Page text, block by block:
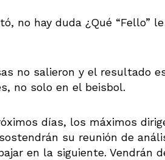
no hay duda ¿Qué “Fello”
no salieron y el resultado
no solo en el beisbol.
días, los máximos
su reunión de
en la siguiente. Vendrán